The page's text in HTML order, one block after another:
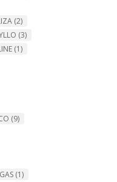
(2)
(3)
(1)
(9)
(1)